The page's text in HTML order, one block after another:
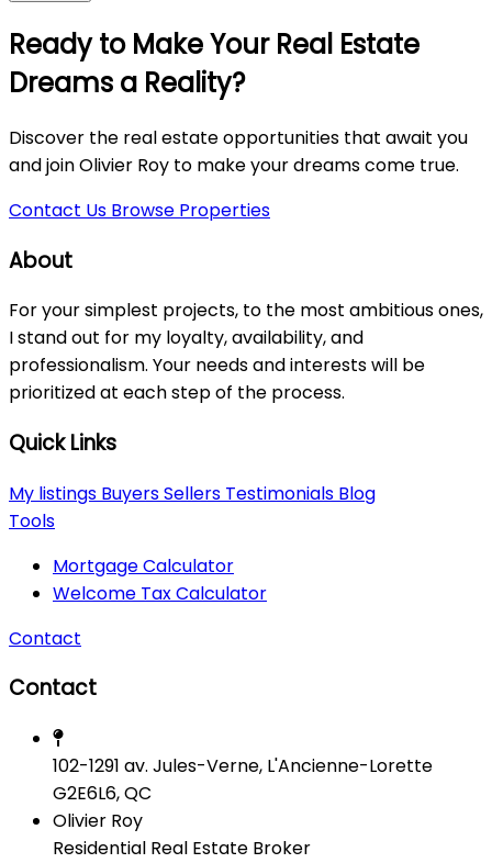
Ready to Make Your Real Estate
Dreams a Reality?
Discover the real estate opportunities that await you
and join Olivier Roy to make your dreams come true.
Contact Us Browse Properties
About
For your simplest projects, to the most ambitious ones,
I stand out for my loyalty, availability, and
professionalism. Your needs and interests will be
prioritized at each step of the process.
Quick Links
My listings BuyersSellers Testimonials Blog
Tools
Mortgage Calculator
Welcome Tax Calculator
Contact
Contact
102-1291 av. Jules-Verne, L'Ancienne-Lorette
G2E6L6, QC
Olivier Roy
Residential Real Estate Broker